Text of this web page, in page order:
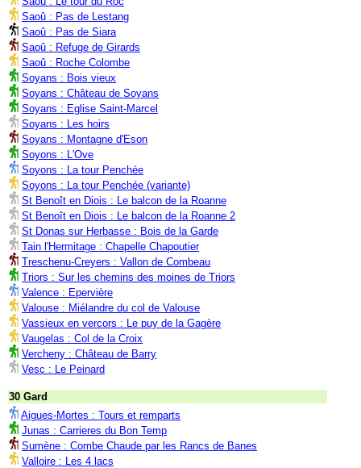
Saoû : Pas de Lestang
Saoû : Pas de Siara
Saoû : Refuge de Girards
Saoû : Roche Colombe
Soyans : Bois vieux
Soyans : Château de Soyans
Soyans : Eglise Saint-Marcel
Soyans : Les hoirs
Soyans : Montagne d'Eson
Soyons : L'Ove
Soyons : La tour Penchée
Soyons : La tour Penchée (variante)
St Benoît en Diois : Le balcon de la Roanne
St Benoît en Diois : Le balcon de la Roanne 2
St Donas sur Herbasse : Bois de la Garde
Tain l'Hermitage : Chapelle Chapoutier
Treschenu-Creyers : Vallon de Combeau
Triors : Sur les chemins des moines de Triors
Valence : Epervière
Valouse : Miélandre du col de Valouse
Vassieux en vercors : Le puy de la Gagère
Vaugelas : Col de la Croix
Vercheny : Château de Barry
Vesc : Le Peinard
30 Gard
Aigues-Mortes : Tours et remparts
Junas : Carrieres du Bon Temp
Sumène : Combe Chaude par les Rancs de Banes
Valloire : Les 4 lacs